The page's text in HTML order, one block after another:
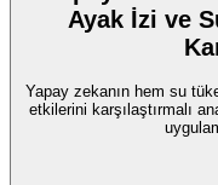
Ayak İzi ve
Yapay zekanın hem su
etkilerini karşılaştırmalı